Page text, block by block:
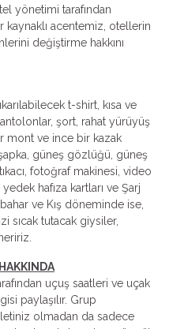
yönetimi tarafından
kaynaklı acentemiz, otellerin
değiştirme hakkını
t-shirt, kısa ve
şort, rahat yürüyüş
mont ve ince bir kazak
şapka, güneş gözlüğü, güneş
fotoğraf makinesi, video
hafıza kartları ve Şarj
ve Kış döneminde ise,
sıcak tutacak giysiler,
uçuş saatleri ve uçak
paylaşılır. Grup
olmadan da sadece